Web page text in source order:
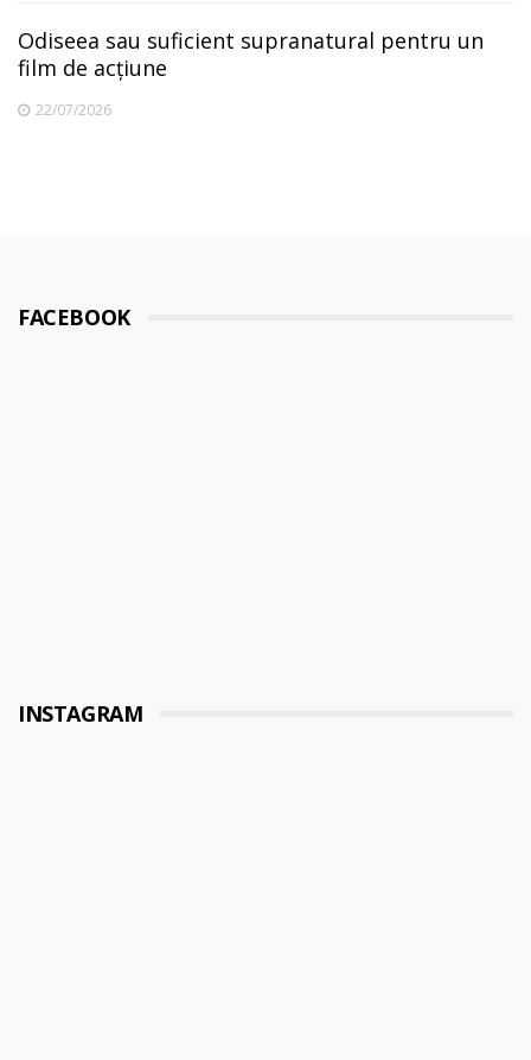
Odiseea sau suficient supranatural pentru un
film de acțiune
22/07/2026
FACEBOOK
INSTAGRAM